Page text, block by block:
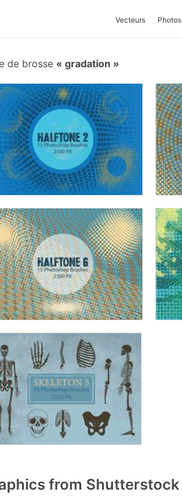
Vecteurs Photos
de brosse gradation
from Shutterstock